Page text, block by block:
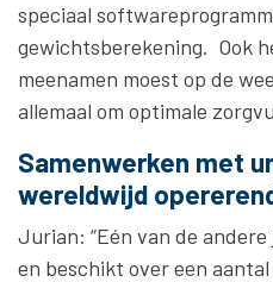
speciaal
gewichtsberekening. Ook
meenamen moest op de
allemaal om optimale
Samenwerken met
wereldwijd
Jurian: “Eén van de
en beschikt over een